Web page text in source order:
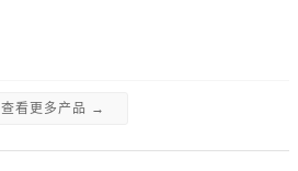
查看更多产品 →